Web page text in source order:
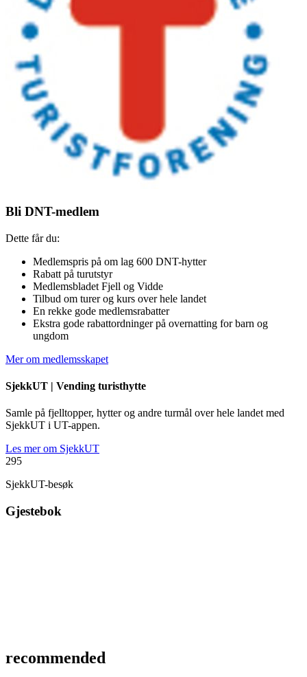
Bli DNT-medlem
Dette får du:
Medlemspris på om lag 600 DNT-hytter
Rabatt på turutstyr
Medlemsbladet Fjell og Vidde
Tilbud om turer og kurs over hele landet
En rekke gode medlemsrabatter
Ekstra gode rabattordninger på overnatting for barn og
ungdom
Mer om medlemsskapet
SjekkUT | Vending turisthytte
Samle på fjelltopper, hytter og andre turmål over hele landet med
SjekkUT i UT-appen.
Les mer om SjekkUT
295
SjekkUT-besøk
Gjestebok
recommended